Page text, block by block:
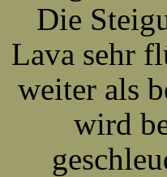
Die
Lava sehr
weiter als
wird